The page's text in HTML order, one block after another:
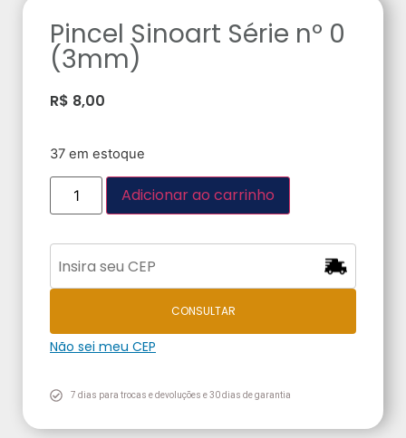
Pincel Sinoart Série nº 0
(3mm)
R$ 8,00
37 em estoque
Adicionar ao carrinho
CONSULTAR
Não sei meu CEP
7 dias para trocas e devoluções e 30 dias de garantia